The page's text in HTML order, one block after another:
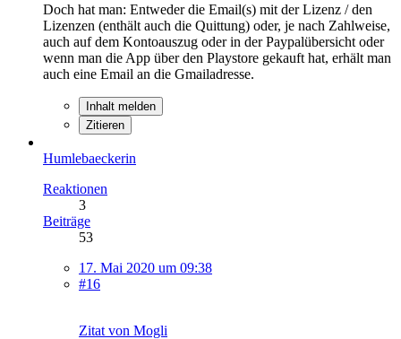
Doch hat man: Entweder die Email(s) mit der Lizenz / den
Lizenzen (enthält auch die Quittung) oder, je nach Zahlweise,
auch auf dem Kontoauszug oder in der Paypalübersicht oder
wenn man die App über den Playstore gekauft hat, erhält man
auch eine Email an die Gmailadresse.
Inhalt melden
Zitieren
Humlebaeckerin
Reaktionen
3
Beiträge
53
17. Mai 2020 um 09:38
#16
Zitat von Mogli